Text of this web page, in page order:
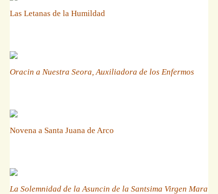
Las Letanas de la Humildad
Oracin a Nuestra Seora, Auxiliadora de los Enfermos
Novena a Santa Juana de Arco
La Solemnidad de la Asuncin de la Santsima Virgen Mara